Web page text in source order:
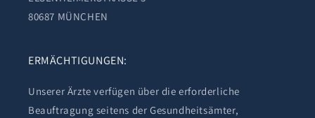
80687 MÜNCHEN
ERMÄCHTIGUNGEN:
Unserer Ärzte verfügen über die erforderliche
Beauftragung seitens der Gesundheitsämter,